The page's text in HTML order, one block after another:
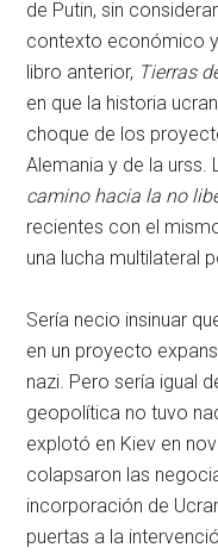
de Putin, sin
contexto económico
libro anterior, Tierras
en que la historia
choque de los
Alemania y de la urss.
camino hacia la no
recientes con el
una lucha multilateral
Sería necio insinuar
en un proyecto
nazi. Pero sería igual
geopolítica no tuvo
explotó en Kiev en
colapsaron las
incorporación de
puertas a la